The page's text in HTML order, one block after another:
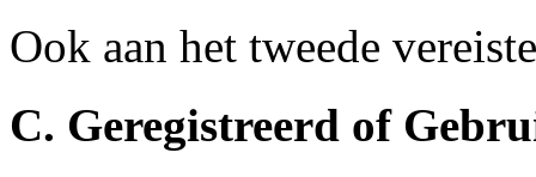
Ook aan het tweede
C. Geregistreerd of